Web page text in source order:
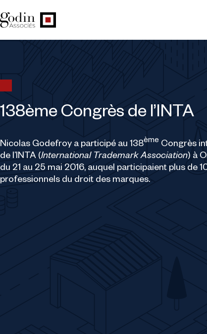
138ème Congrès de l’INTA
Nicolas Godefroy a participé au 138ème Congrès
de l’INTA (International Trademark Association) à
du 21 au 25 mai 2016, auquel participaient plus de
professionnels du droit des marques.